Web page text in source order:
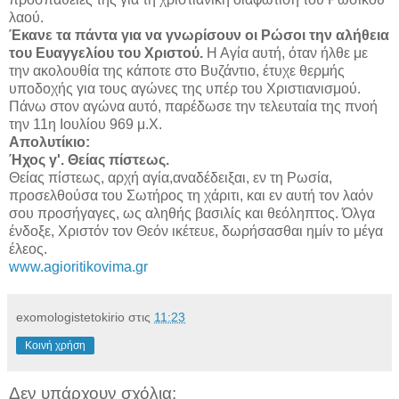
λαού.
Έκανε τα πάντα για να γνωρίσουν οι Ρώσοι την αλήθεια
του Ευαγγελίου του Χριστού. Η Αγία αυτή, όταν ήλθε με
την ακολουθία της κάποτε στο Βυζάντιο, έτυχε θερμής
υποδοχής για τους αγώνες της υπέρ του Χριστιανισμού.
Πάνω στον αγώνα αυτό, παρέδωσε την τελευταία της πνοή
την 11η Ιουλίου 969 μ.Χ.
Απολυτίκιο:
Ήχος γ'. Θείας πίστεως.
Θείας πίστεως, αρχή αγία,αναδέδειξαι, εν τη Ρωσία,
προσελθούσα του Σωτήρος τη χάριτι, και εν αυτή τον λαόν
σου προσήγαγες, ως αληθής βασιλίς και θεόληπτος. Όλγα
ένδοξε, Χριστόν τον Θεόν ικέτευε, δωρήσασθαι ημίν το μέγα
έλεος.
www.agioritikovima.gr
exomologistetokirio στις 11:23
Κοινή χρήση
Δεν υπάρχουν σχόλια: